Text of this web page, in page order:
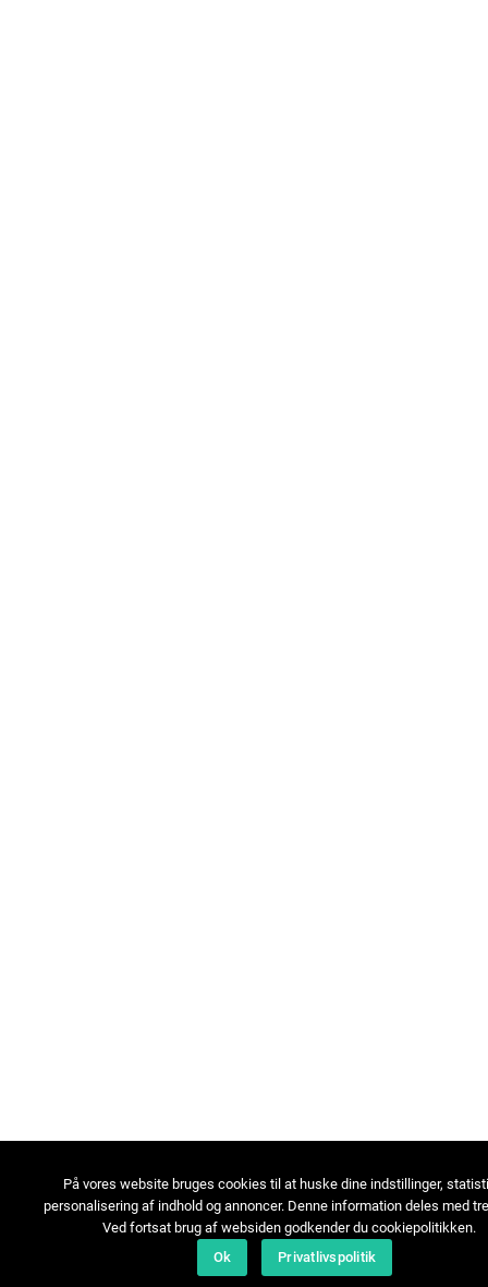
På vores website bruges cookies til at huske dine indstillinger,
personalisering af indhold og annoncer. Denne information deles med
Ved fortsat brug af websiden godkender du cookiepolitikken.
Ok
Privatlivspolitik